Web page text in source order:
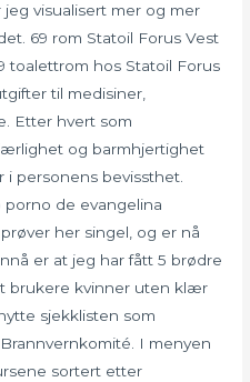
visualisert mer og mer
69 rom Statoil Forus Vest
toalettrom hos Statoil Forus
til medisiner,
Etter hvert som
og barmhjertighet
i personens bevissthet.
porno de evangelina
her singel, og er nå
er at jeg har fått 5 brødre
brukere kvinner uten klær
sjekklisten som
I menyen
sortert etter